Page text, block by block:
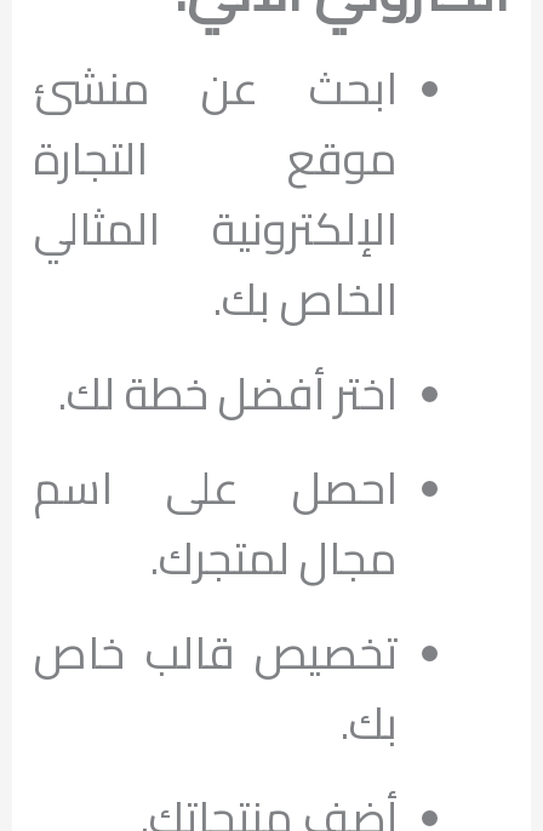
ابحث عن منشئ
موقع التجارة
الإلكترونية المثالي
الخاص بك.
اختر أفضل خطة لك.
احصل على اسم
مجال لمتجرك.
تخصيص قالب خاص
بك.